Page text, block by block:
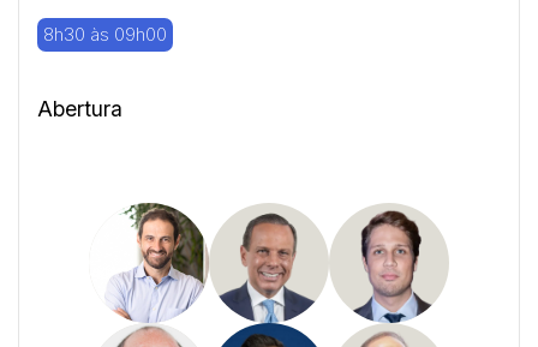
8h30 às 09h00
Abertura